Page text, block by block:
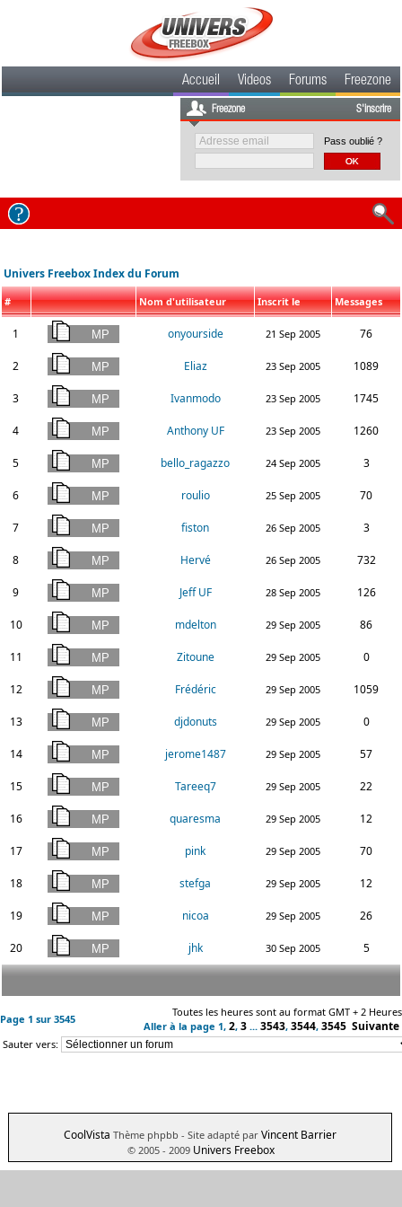
Accueil Videos Forums Freezone
Freezone S'inscrire
Pass oublié ?
Univers Freebox Index du Forum
# Nom d'utilisateur Inscrit le Messages
1 onyourside 21 Sep 2005 76
2 Eliaz 23 Sep 2005 1089
3 Ivanmodo 23 Sep 2005 1745
4 Anthony UF 23 Sep 2005 1260
5 bello_ragazzo 24 Sep 2005 3
6 roulio 25 Sep 2005 70
7 fiston 26 Sep 2005 3
8 Hervé 26 Sep 2005 732
9 Jeff UF 28 Sep 2005 126
10 mdelton 29 Sep 2005 86
11 Zitoune 29 Sep 2005 0
12 Frédéric 29 Sep 2005 1059
13 djdonuts 29 Sep 2005 0
14 jerome1487 29 Sep 2005 57
15 Tareeq7 29 Sep 2005 22
16 quaresma 29 Sep 2005 12
17 pink 29 Sep 2005 70
18 stefga 29 Sep 2005 12
19 nicoa 29 Sep 2005 26
20 jhk 30 Sep 2005 5
Page 1 sur 3545
Toutes les heures sont au format GMT + 2 Heures
Aller à la page 1, 2, 3 ... 3543, 3544, 3545 Suivante
Sauter vers:
CoolVista Thème phpbb - Site adapté par Vincent Barrier
© 2005 - 2009 Univers Freebox